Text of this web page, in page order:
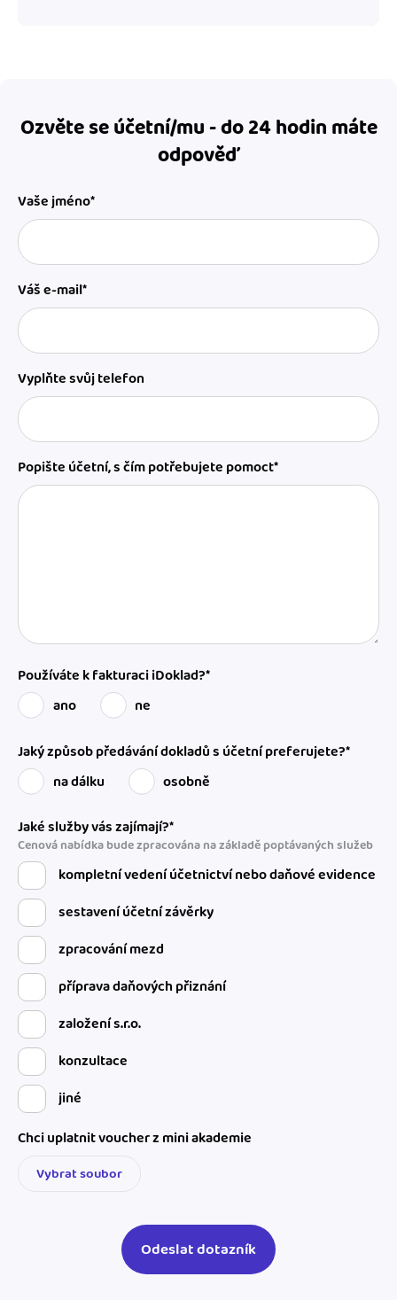
Ozvěte se účetní/mu - do 24 hodin máte
odpověď
Vaše jméno*
Váš e-mail*
Vyplňte svůj telefon
Popište účetní, s čím potřebujete pomoct*
Používáte k fakturaci iDoklad?*
ano
ne
Jaký způsob předávání dokladů s účetní preferujete?*
na dálku
osobně
Jaké služby vás zajímají?*
Cenová nabídka bude zpracována na základě poptávaných služeb
kompletní vedení účetnictví nebo daňové evidence
sestavení účetní závěrky
zpracování mezd
příprava daňových přiznání
založení s.r.o.
konzultace
jiné
Chci uplatnit voucher z mini akademie
Vybrat soubor